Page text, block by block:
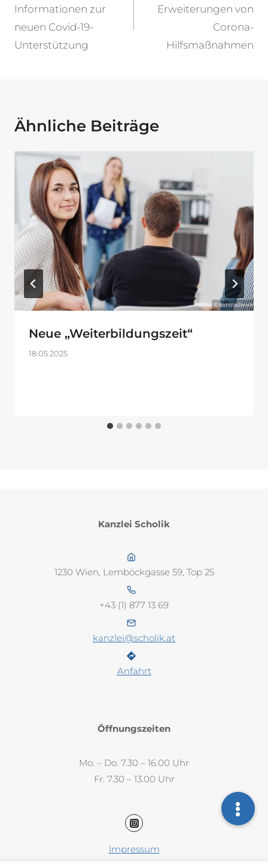
Informationen zur
neuen Covid-19-
Unterstützung
Erweiterungen von
Corona-
Hilfsmaßnahmen
Ähnliche Beiträge
Neue „Weiterbildungszeit“
18.05.2025
Kanzlei Scholik
1230 Wien, Lemböckgasse 59, Top 25
+43 (1) 877 13 69
kanzlei@scholik.at
Anfahrt
Öffnungszeiten
Mo. – Do. 7.30 – 16.00 Uhr
Fr. 7.30 – 13.00 Uhr
Impressum